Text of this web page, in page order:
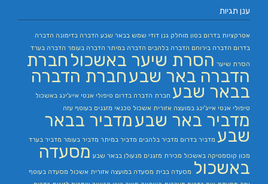
ענן תגיות
אטרקציות בדרום בטון מוחלק גנן דודי שמש בבאר שבע הדברה בדימונה הדברה
בדרום הדברה בירוחם הדברה בלהבים הדברה במיתר הדברה בעומר הדברה בערד
הסרת שיער הסרת שיער באשכול חברת
הדברה באר שבעחברת הדברה
בבאר שבע חברת הדברה בדרום טיפולי אנטי אייג'ינג באשכול
טיפולי אנטי אייג'ינג במועצה אזורית אשכול טכנאי מזגנים בעוטף עזה
מדביר באר שבעמדביר בבאר
שבע מדביר בדרום מדביר בלהבים מדביר במיתר מדביר בעומר מדביר בערד
מכון קוסמטיקה באשכול מכירת מזגנים מנעולן בבאר שבע מסעדה
באשכול מסעדה בבית מסעדה במועצה אזורית אשכול מסעדה בעוטף